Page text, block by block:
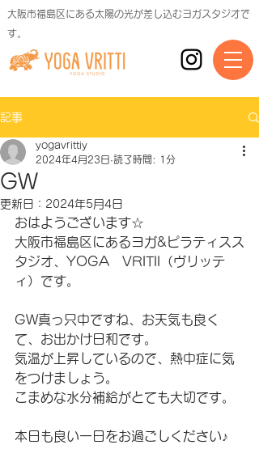
大阪市福島区にある太陽の光が差し込むヨガスタジオで
す。
記事
GW
yogavrittiy
2024年4月23日 読了時間: 1分
更新日： 2024年5月4日
おはようございます☆
大阪市福島区にあるヨガ&ピラティスス
タジオ、YOGA　VRITII（ヴリッテ
ィ）です。
GW真っ只中ですね、お天気も良く
て、お出かけ日和です。
気温が上昇しているので、熱中症に気
をつけましょう。
こまめな水分補給がとても大切です。
本日も良い一日をお過ごしください♪